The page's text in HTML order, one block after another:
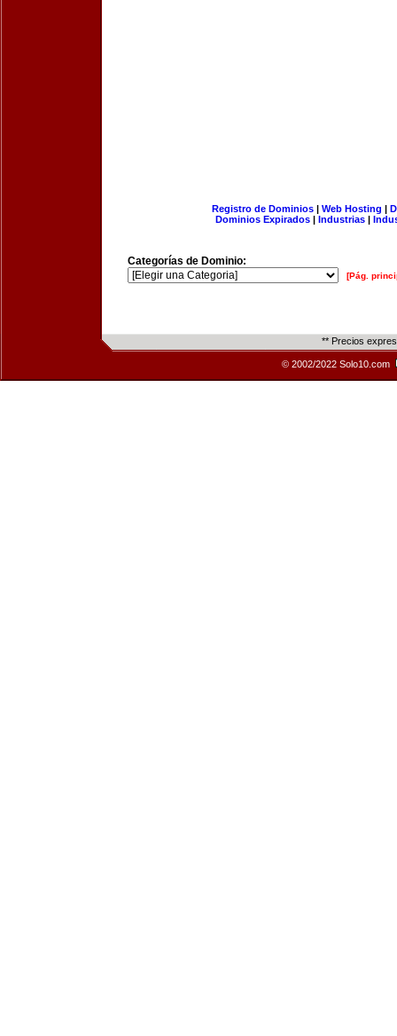
Registro de Dominios| Web Hosting |
Dominios Expirados | Industrias |
Categorías de Dominio:
[Pág.
** Precios
© 2002/2022 Solo10.com